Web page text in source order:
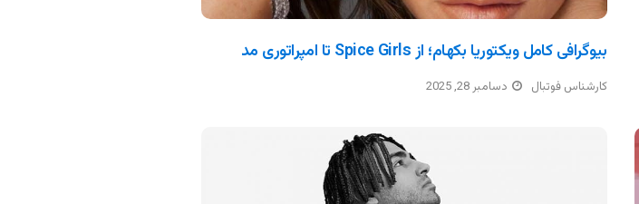
بیوگرافی کامل ویکتوریا بکهام؛ از Spice Girls تا امپراتوری مد
کارشناس فوتبال دسامبر 28, 2025